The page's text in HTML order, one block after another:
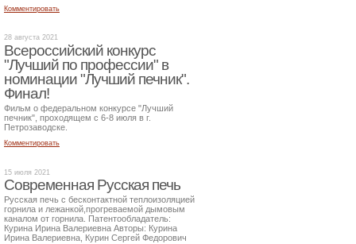
Комментировать
28 августа 2021
Всероссийский конкурс
"Лучший по профессии" в
номинации "Лучший печник".
Финал!
Фильм о федеральном конкурсе "Лучший
печник", проходящем с 6-8 июля в г.
Петрозаводске.
Комментировать
15 июля 2021
Современная Русская печь
Русская печь с бесконтактной теплоизоляцией
горнила и лежанкой,прогреваемой дымовым
каналом от горнила. Патентообладатель:
Курина Ирина Валериевна Авторы: Курина
Ирина Валериевна, Курин Сергей Федорович